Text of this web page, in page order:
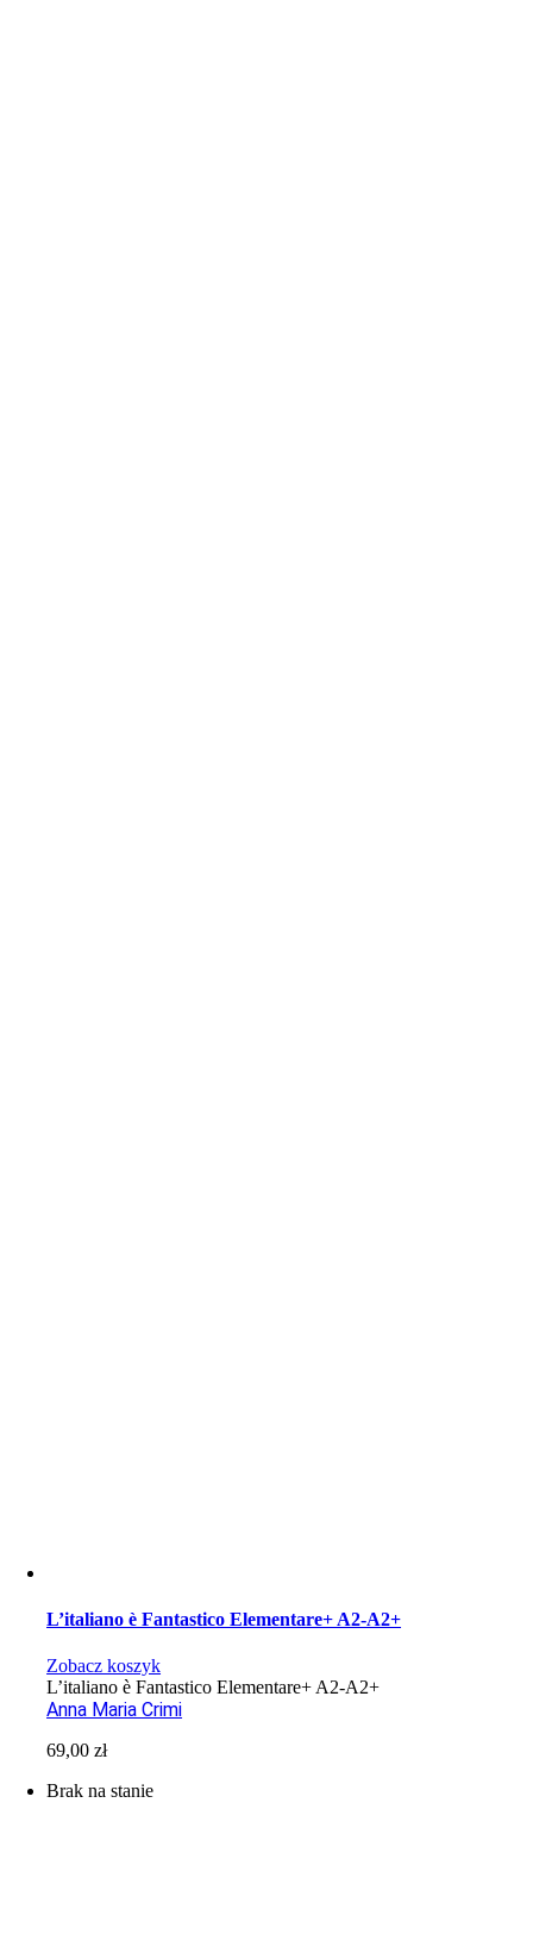
L’italiano è Fantastico Elementare+ A2-A2+
Zobacz koszyk
L’italiano è Fantastico Elementare+ A2-A2+
Anna Maria Crimi
69,00zł
Brak na stanie